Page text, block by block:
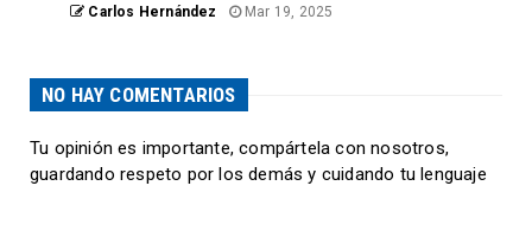
Carlos Hernández Mar 19, 2025
NO HAY COMENTARIOS
Tu opinión es importante, compártela con nosotros,
guardando respeto por los demás y cuidando tu lenguaje